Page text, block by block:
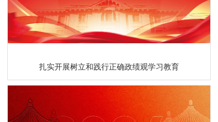
扎实开展树立和践行正确政绩观学习教育